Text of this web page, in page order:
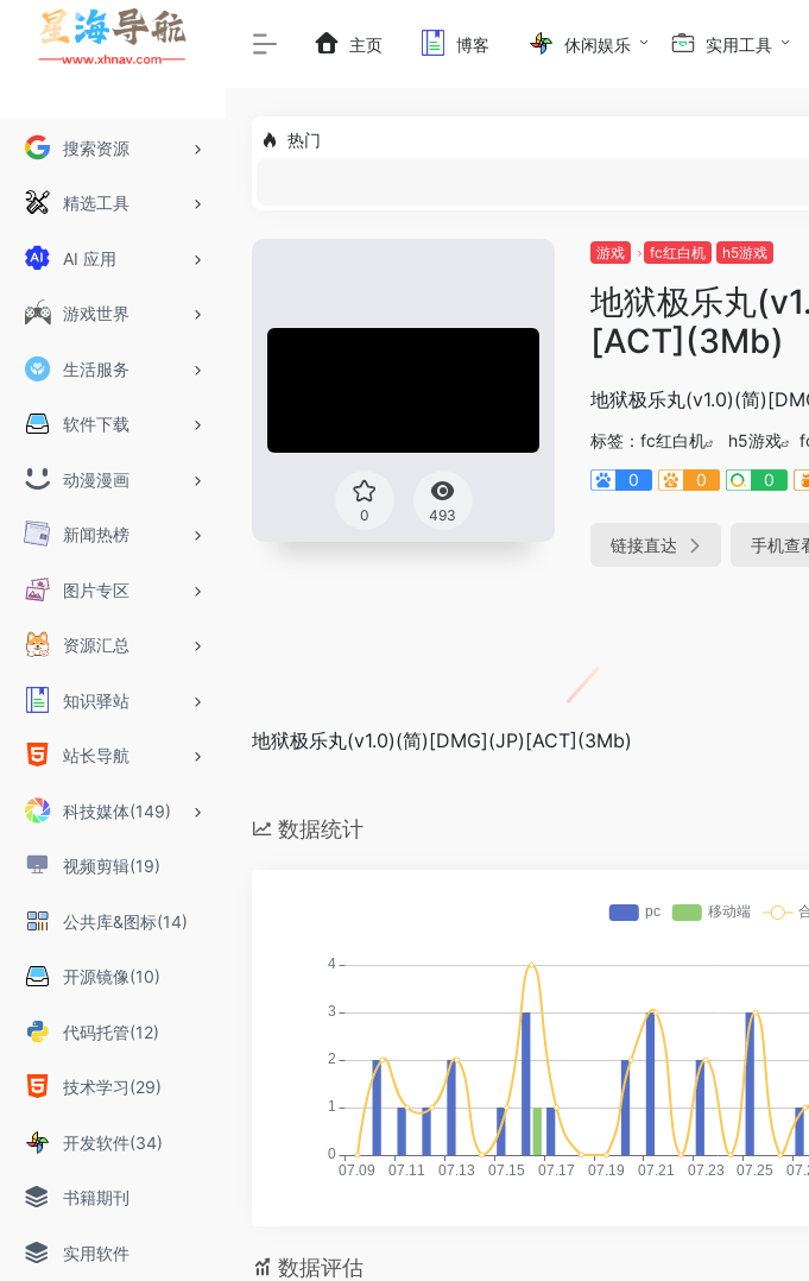
搜索资源
精选工具
AI 应用
游戏世界
生活服务
软件下载
动漫漫画
新闻热榜
图片专区
资源汇总
知识驿站
站长导航
科技媒体(149)
视频剪辑(19)
公共库&图标(14)
开源镜像(10)
代码托管(12)
技术学习(29)
开发软件(34)
书籍期刊
实用软件
主页 博客 休闲娱乐 实用工具
热门
0 493
游戏 fc红白机 h5游戏
地狱极乐丸
[ACT](3Mb)
地狱极乐丸(v1.0)(简
标签： fc红白机 h5游戏
0
0 0
链接直达 手机查
地狱极乐丸(v1.0)(简)[DMG](JP)[ACT](3Mb)
数据统计
数据评估